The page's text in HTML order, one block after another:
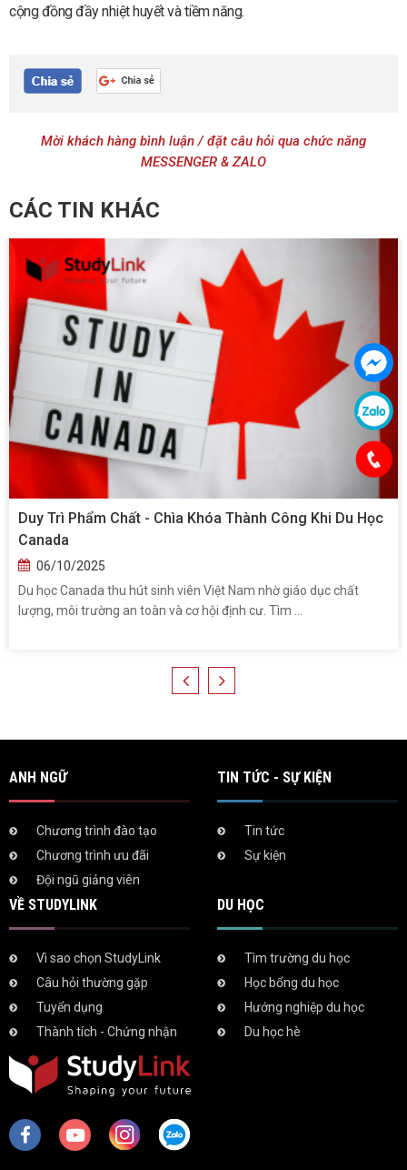
cộng đồng đầy nhiệt huyết và tiềm năng.
Mời khách hàng bình luận / đặt câu hỏi qua chức năng
MESSENGER & ZALO
CÁC TIN KHÁC
Duy Trì Phẩm Chất - Chìa Khóa Thành Công Khi Du Học
Canada
06/10/2025
Du học Canada thu hút sinh viên Việt Nam nhờ giáo dục chất
lượng, môi trường an toàn và cơ hội định cư. Tìm ...
ANH NGỮ
Chương trình đào tạo
Chương trình ưu đãi
Đội ngũ giảng viên
TIN TỨC - SỰ KIỆN
Tin tức
Sự kiện
VỀ STUDYLINK
Vì sao chọn StudyLink
Câu hỏi thường gặp
Tuyển dụng
Thành tích - Chứng nhận
DU HỌC
Tìm trường du học
Học bổng du học
Hướng nghiệp du học
Du học hè